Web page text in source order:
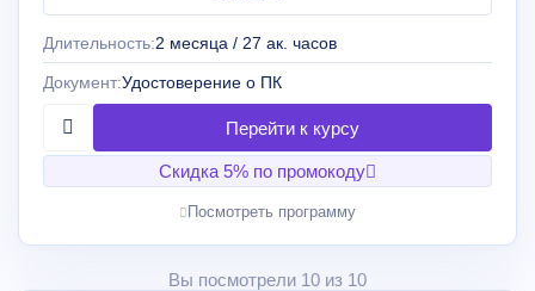
Длительность:2 месяца / 27 ак. часов
Документ:Удостоверение о ПК
Скидка 5% по промокоду
Посмотреть программу
Вы посмотрели 10 из 10